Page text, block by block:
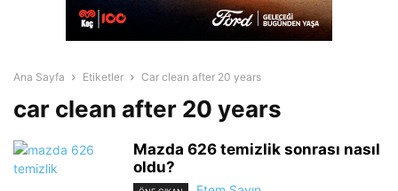
Ana Sayfa Etiketler Car clean after 20 years
car clean after 20 years
Mazda 626 temizlik sonrası nasıl
oldu?